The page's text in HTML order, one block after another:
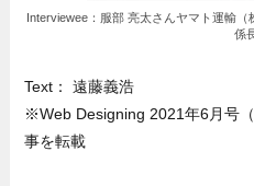
Interviewee：服部 亮太さんヤマト運輸
係
Text： 遠藤義浩
※Web Designing 2021年6月号
事を転載